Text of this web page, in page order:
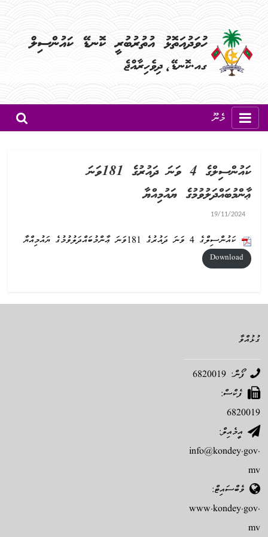
މެނޫ
ކައުންސިލްގެ 4 ވަނަ ދައުރުގެ 181ވަނަ
ޢާންމުބައްދަލުވުމުގެ ޔައުމިއްޔާ
19/11/2024
ކައުންސިލްގެ 4 ވަނަ ދައުރުގެ 181ވަނަ ޢާންމުބައްދަލުވުމުގެ ޔައުމިއްޔާ
Download
ގުޅުއްވާ
ފޯން: 6820019
ފެކްސް:
6820019
އީމެއިލް:
info@kondey.gov.
mv
ވެބްސައިޓް:
www.kondey.gov.
mv